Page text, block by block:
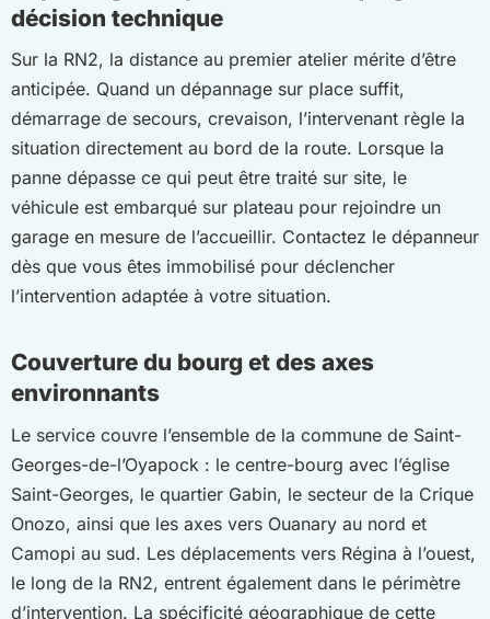
décision technique
Sur la RN2, la distance au premier atelier mérite d’être
anticipée. Quand un dépannage sur place suffit,
démarrage de secours, crevaison, l’intervenant règle la
situation directement au bord de la route. Lorsque la
panne dépasse ce qui peut être traité sur site, le
véhicule est embarqué sur plateau pour rejoindre un
garage en mesure de l’accueillir. Contactez le dépanneur
dès que vous êtes immobilisé pour déclencher
l’intervention adaptée à votre situation.
Couverture du bourg et des axes
environnants
Le service couvre l’ensemble de la commune de Saint-
Georges-de-l’Oyapock : le centre-bourg avec l’église
Saint-Georges, le quartier Gabin, le secteur de la Crique
Onozo, ainsi que les axes vers Ouanary au nord et
Camopi au sud. Les déplacements vers Régina à l’ouest,
le long de la RN2, entrent également dans le périmètre
d’intervention. La spécificité géographique de cette